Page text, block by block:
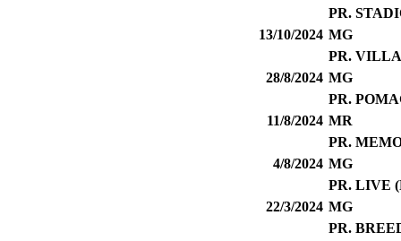
PR.
13/10/2024 MG
PR.
28/8/2024 MG
PR.
11/8/2024 MR
PR.
4/8/2024 MG
PR. LIVE
22/3/2024 MG
PR.